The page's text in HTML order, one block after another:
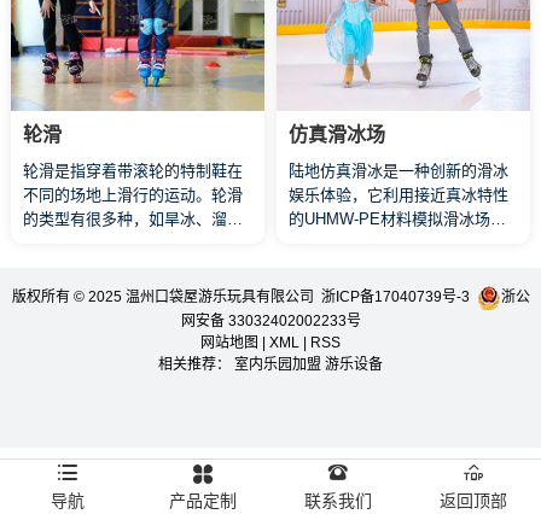
轮滑
轮滑是指穿着带滚轮的特制鞋在
不同的场地上滑行的运动。轮滑
的类型有很多种，如旱冰、溜
种类型的轮滑又有着各自的项
目，如速度轮滑、花样滑轮、自
仿真滑冰场
陆地仿真滑冰是一种创新的滑冰
娱乐体验，它利用接近真冰特性
的UHMW-PE材料模拟滑冰场的
境，全年都能享受滑冰的乐趣。
无论是儿童、青少年还是成人，
都可以轻松上手，享受滑行的快
感，同时也能有效锻炼身体协调
版权所有 © 2025 温州口袋屋游乐玩具有限公司 浙ICP备17040739号-3
浙公
网安备 33032402002233号
网站地图
XML
RSS
相关推荐：
室内乐园加盟 游乐设备
导航 产品定制 联系我们 返回顶部